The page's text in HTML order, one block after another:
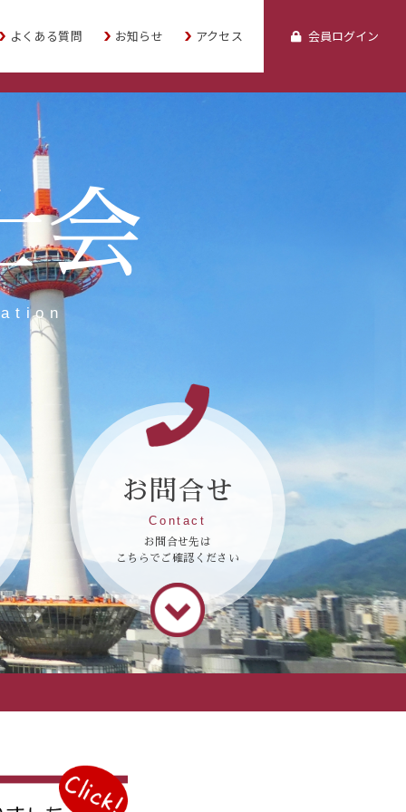
会
お問合せ
Contact
お問合せ先は
こちらでご確認ください
よくある質問 お知らせ アクセス 会員ログイン